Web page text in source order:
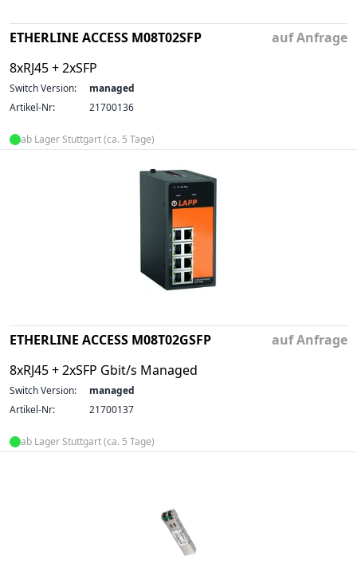
ETHERLINE ACCESS M08T02SFP
8xRJ45 + 2xSFP
auf Anfrage
Switch Version:
managed
Artikel-Nr:
21700136
ab Lager Stuttgart (ca. 5 Tage)
ETHERLINE ACCESS M08T02GSFP
8xRJ45 + 2xSFP Gbit/s Managed
auf Anfrage
Switch Version:
managed
Artikel-Nr:
21700137
ab Lager Stuttgart (ca. 5 Tage)